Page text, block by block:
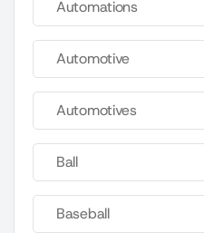
Automations
Automotive
Automotives
Ball
Baseball